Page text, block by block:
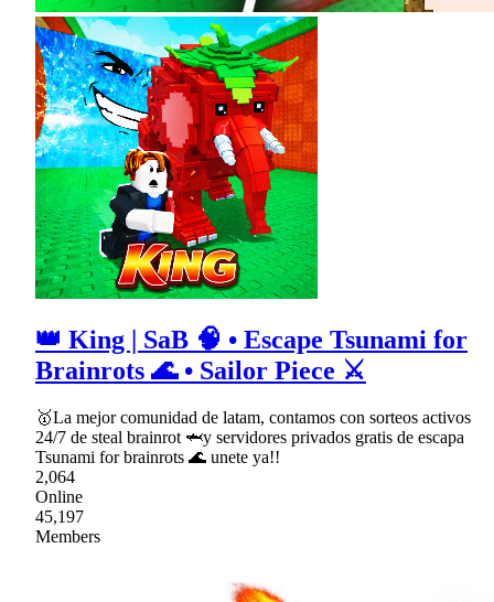
👑 King | SaB 🧠 • Escape Tsunami for
Brainrots 🌊 • Sailor Piece ⚔
🥇La mejor comunidad de latam, contamos con sorteos activos
24/7 de steal brainrot 🦈y servidores privados gratis de escapa
Tsunami for brainrots 🌊 unete ya!!
2,064
Online
45,197
Members